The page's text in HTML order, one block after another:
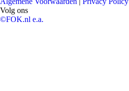
Volg ons
©FOK.nl e.a.